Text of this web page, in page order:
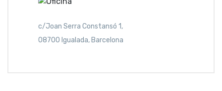
c/Joan Serra Constansó 1,
08700 Igualada, Barcelona